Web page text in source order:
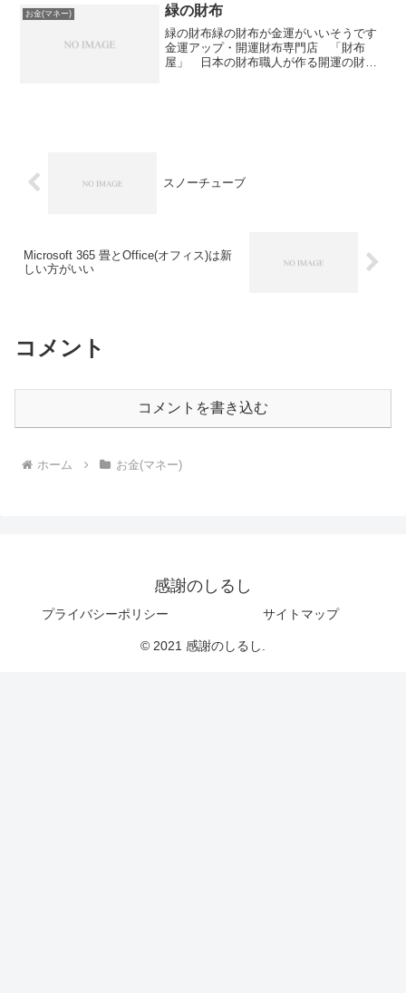
金対策は、家計を守る...
お金(マネー) 緑の財布
緑の財布緑の財布が金運がいいそうです
金運アップ・開運財布専門店 「財布
屋」 日本の財布職人が作る開運の財
スノーチューブ
Microsoft 365 畳とOffice(オフィス)は新
しい方がいい
コメント
コメントを書き込む
ホーム お金(マネー)
感謝のしるし
プライバシーポリシー サイトマップ
© 2021 感謝のしるし.